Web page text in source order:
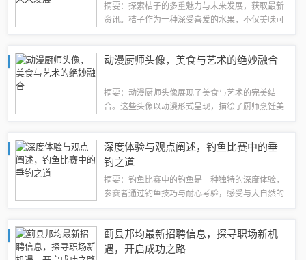
摘要：探索桔子的多重魅力与未来发展，获取最新
资讯。桔子作为一种深受喜爱的水果，不仅美味可
的未来发展潜力。跟随我们一同领略桔子的魅...
动漫厨师头像，美食与艺术的绝妙融合
摘要：动漫厨师头像展现了美食与艺术的完美结
合。这些头像以动漫形式呈现，描绘了厨师烹饪美
独特的魅力。这些头像适合作为个性化头像，展...
深度体验与观点阐述，钓鱼比赛中的垂
钓之道
摘要：钓鱼比赛中的钓鱼是一种独特的深度体验，
参赛者通过钓鱼技巧与耐心考验，感受与大自然的
儿上钩的过程中，体验平静与专注，展现对自...
蓟县邦均最新招聘信息，探寻职场新机
遇，开启成功之路